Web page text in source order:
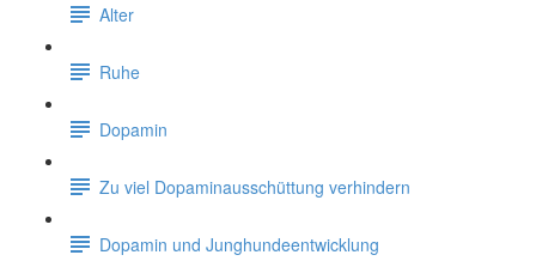
Alter
Ruhe
Dopamin
Zu viel Dopaminausschüttung verhindern
Dopamin und Junghundeentwicklung